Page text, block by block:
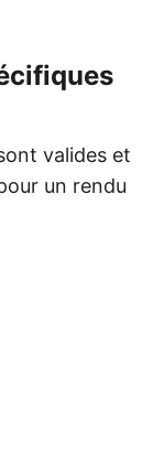
valides et
un rendu